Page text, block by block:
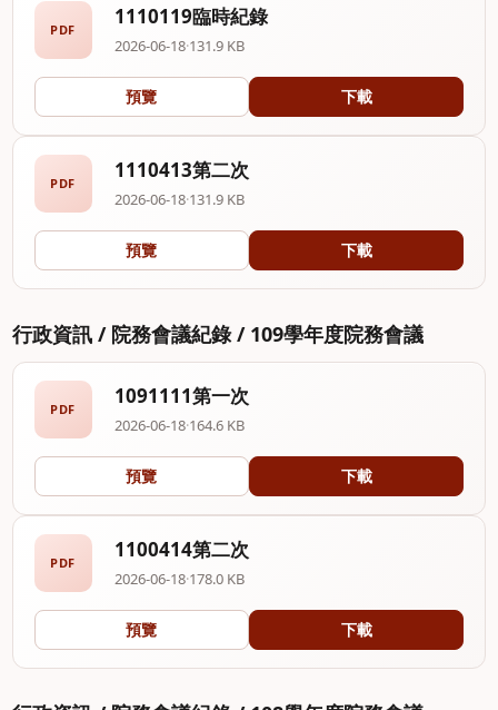
PDF
1110119臨時紀錄
2026-06-18·131.9 KB
預覽 下載
PDF
1110413第二次
2026-06-18·131.9 KB
預覽 下載
行政資訊 / 院務會議紀錄 / 109學年度院務會議
PDF
1091111第一次
2026-06-18·164.6 KB
預覽 下載
PDF
1100414第二次
2026-06-18·178.0 KB
預覽 下載